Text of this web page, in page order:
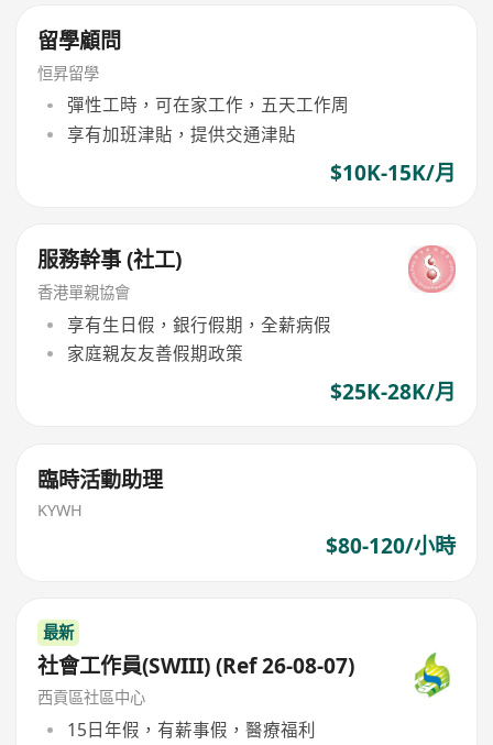
留學顧問
恒昇留學
彈性工時，可在家工作，五天工作周
享有加班津貼，提供交通津貼
$10K-15K/月
服務幹事 (社工)
香港單親協會
享有生日假，銀行假期，全薪病假
家庭親友友善假期政策
$25K-28K/月
臨時活動助理
KYWH
$80-120/小時
最新
社會工作員(SWIII) (Ref 26-08-07)
西貢區社區中心
15日年假，有薪事假，醫療福利